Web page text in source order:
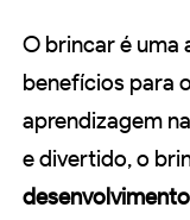
O brincar é uma
benefícios para
aprendizagem
e divertido, o